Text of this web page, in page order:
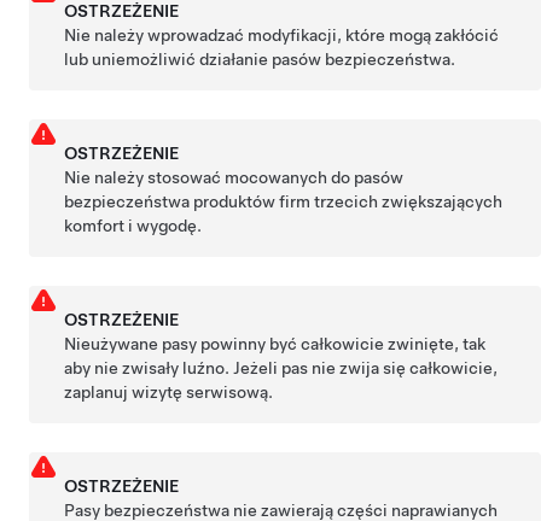
OSTRZEŻENIE
Nie należy wprowadzać modyfikacji, które mogą zakłócić
lub uniemożliwić działanie pasów bezpieczeństwa.
OSTRZEŻENIE
Nie należy stosować mocowanych do pasów
bezpieczeństwa produktów firm trzecich zwiększających
komfort i wygodę.
OSTRZEŻENIE
Nieużywane pasy powinny być całkowicie zwinięte, tak
aby nie zwisały luźno. Jeżeli pas nie zwija się całkowicie,
zaplanuj wizytę serwisową.
OSTRZEŻENIE
Pasy bezpieczeństwa nie zawierają części naprawianych